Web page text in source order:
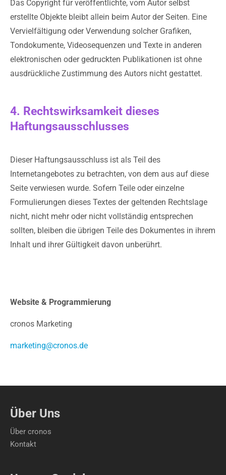
Das Copyright für veröffentlichte, vom Autor selbst
erstellte Objekte bleibt allein beim Autor der Seiten. Eine
Vervielfältigung oder Verwendung solcher Grafiken,
Tondokumente, Videosequenzen und Texte in anderen
elektronischen oder gedruckten Publikationen ist ohne
ausdrückliche Zustimmung des Autors nicht gestattet.
4. Rechtswirksamkeit dieses
Haftungsausschlusses
Dieser Haftungsausschluss ist als Teil des
Internetangebotes zu betrachten, von dem aus auf diese
Seite verwiesen wurde. Sofern Teile oder einzelne
Formulierungen dieses Textes der geltenden Rechtslage
nicht, nicht mehr oder nicht vollständig entsprechen
sollten, bleiben die übrigen Teile des Dokumentes in ihrem
Inhalt und ihrer Gültigkeit davon unberührt.
Website & Programmierung
cronos Marketing
marketing@cronos.de
Über Uns
Über cronos
Kontakt